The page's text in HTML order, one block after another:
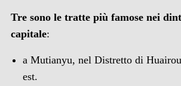
Tre sono le tratte più famose nei
capitale:
a Mutianyu, nel Distretto di
est.